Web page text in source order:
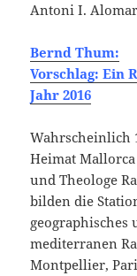
Antoni I. Alomar
Bernd Thum:
Vorschlag: Ein
Jahr 2016
Wahrscheinlich
Heimat
und Theologe
bilden die
geographisches
mediterranen
Montpellier,